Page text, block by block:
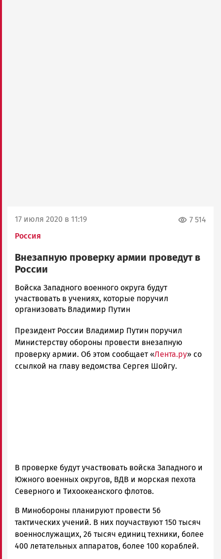
17 июля 2020 в 11:19
Россия
7 514
Внезапную проверку армии проведут в
России
Корректор
Новости
Петрозаводска
Карелии
|
Петрозаводск
ГОВОРИТ
Войска Западного военного округа будут
участвовать в учениях, которые поручил
организовать Владимир Путин
Президент России Владимир Путин поручил
Министерству обороны провести внезапную
проверку армии. Об этом сообщает «Лента.ру» со
ссылкой на главу ведомства Сергея Шойгу.
В проверке будут участвовать войска Западного и
Южного военных округов, ВДВ и морская пехота
Северного и Тихоокеанского флотов.
В Минобороны планируют провести 56
тактических учений. В них поучаствуют 150 тысяч
военнослужащих, 26 тысяч единиц техники, более
400 летательных аппаратов, более 100 кораблей.